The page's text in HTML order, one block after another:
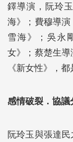
鐸導演，阮玲
海》；費穆導
雪海》；吳永
女》；蔡楚生
《新女性》，
感情破裂．協議
阮玲玉與張達